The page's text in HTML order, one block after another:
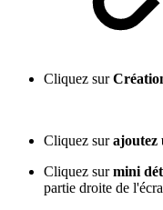
Cliquez sur
Cliquez surajoutez
Cliquez surmini
partie droite de